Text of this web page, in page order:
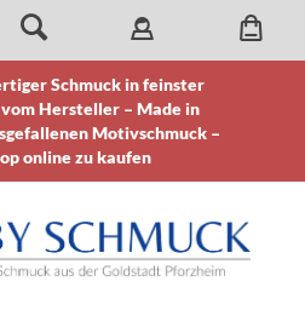
Schmuck in feinster
Hersteller – Made in
Motivschmuck –
online zu kaufen